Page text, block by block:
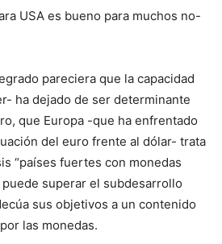
USA es bueno para muchos no-
pareciera que la capacidad
ha dejado de ser determinante
que Europa -que ha enfrentado
del euro frente al dólar- trata
“países fuertes con monedas
puede superar el subdesarrollo
sus objetivos a un contenido
las monedas.